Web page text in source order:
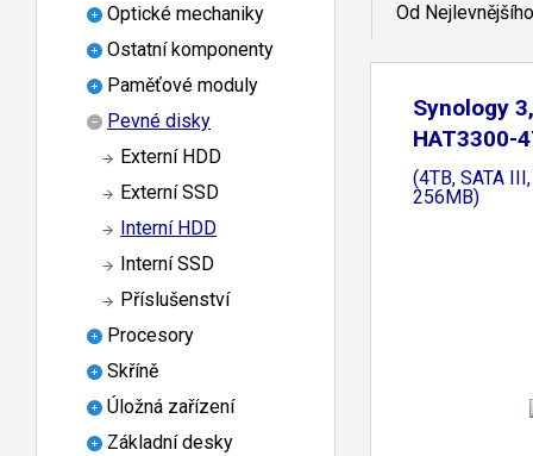
Optické mechaniky
Ostatní komponenty
Paměťové moduly
Pevné disky
Externí HDD
Externí SSD
Interní HDD
Interní SSD
Příslušenství
Procesory
Skříně
Úložná zařízení
Základní desky
Od Nejlevnějšího
Synology
HAT3300-
(4TB, SATA
256MB)